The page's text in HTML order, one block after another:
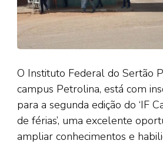
O Instituto Federal do Sertão
campus Petrolina, está com
para a segunda edição do ‘IF
de férias’, uma excelente
ampliar conhecimentos e